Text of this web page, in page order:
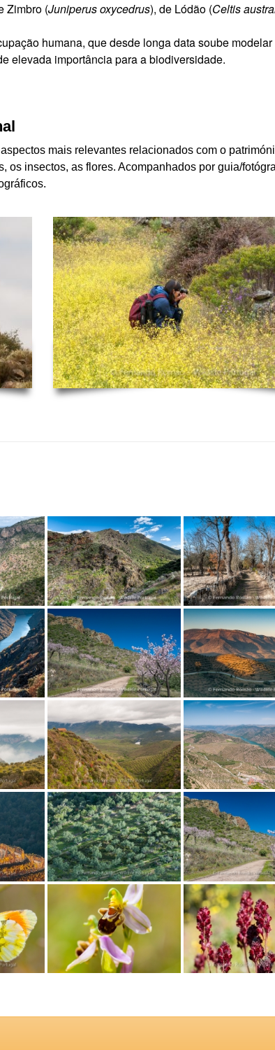
Zimbro (Juniperus oxycedrus), de Lódão (Celtis
humana, que desde longa data soube
elevada importância para a biodiversidade.
mais relevantes relacionados com o
os insectos, as flores. Acompanhados por guia/